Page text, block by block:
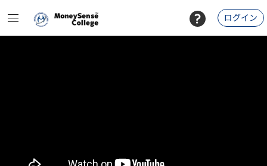
ログイン